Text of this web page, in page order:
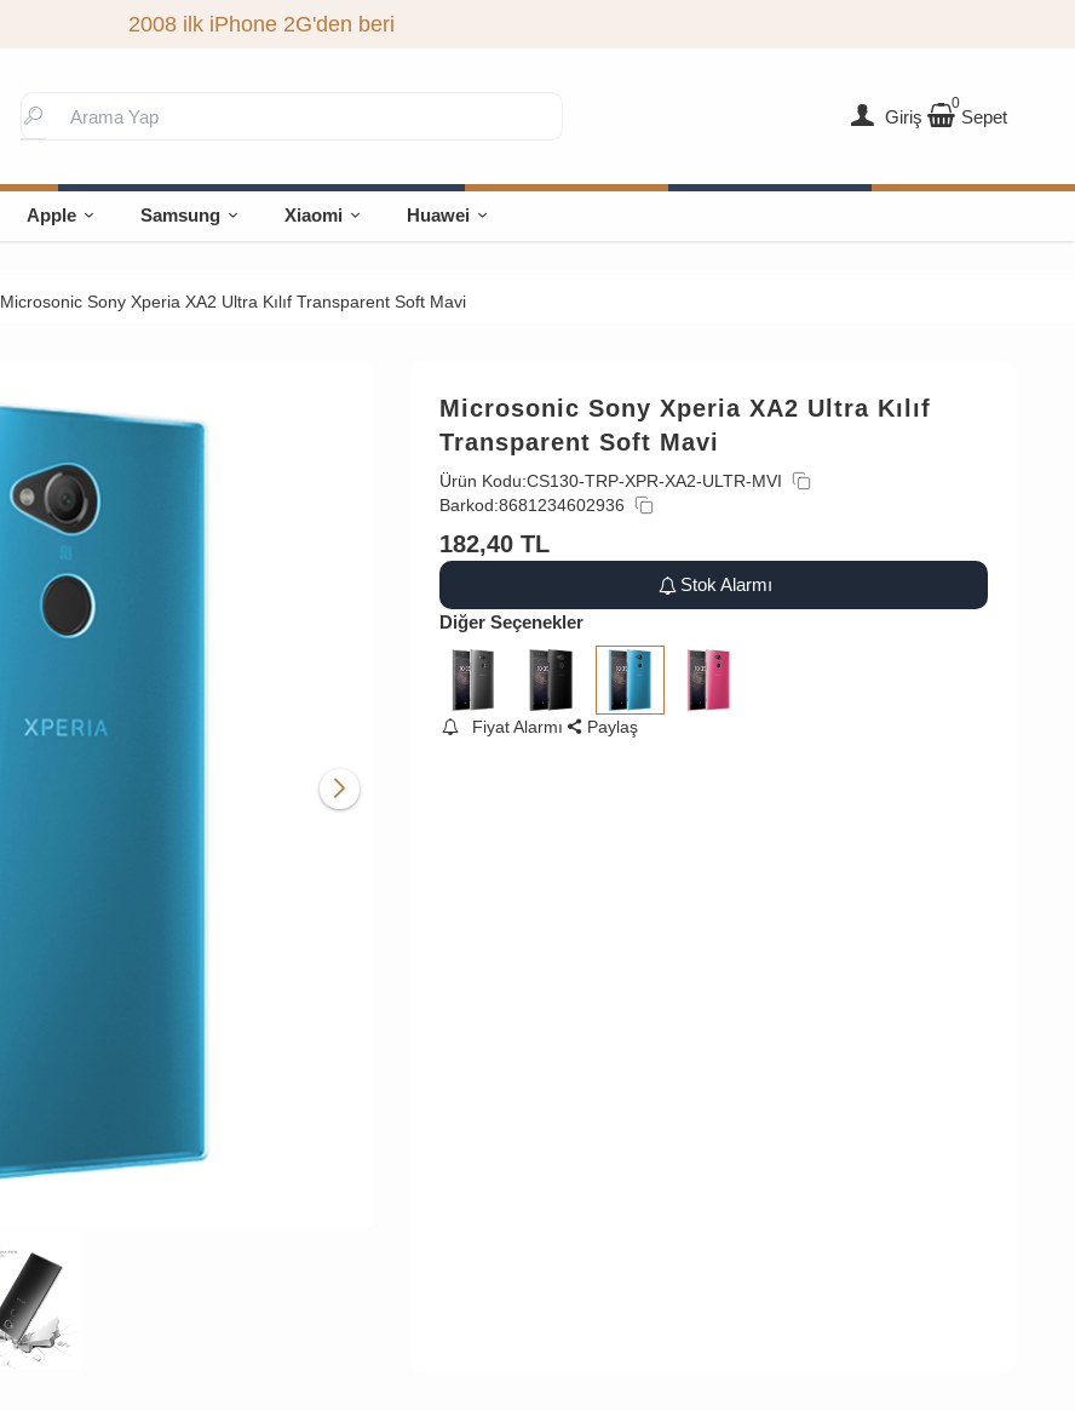
2008 ilk iPhone 2G'den beri
Giriş
0
Sepet
Apple Samsung Xiaomi Huawei
Microsonic Sony Xperia XA2 Ultra Kılıf Transparent Soft Mavi
Microsonic Sony Xperia XA2 Ultra Kılıf
Transparent Soft Mavi
Ürün Kodu:CS130-TRP-XPR-XA2-ULTR-MVI
Barkod:8681234602936
182,40 TL
Stok Alarmı
Diğer Seçenekler
Fiyat Alarmı Paylaş